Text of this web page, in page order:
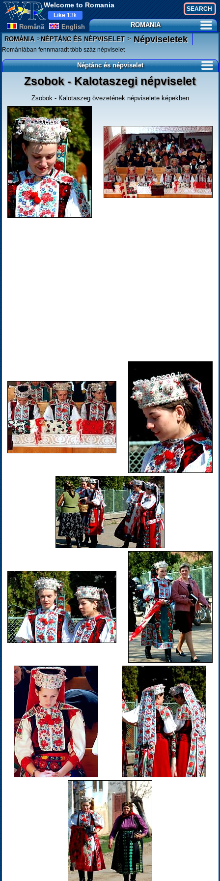
Welcome to Romania
Românã English
Like 13k
ROMANIA
ROMÁNIA>NÉPTÁNC ÉS NÉPVISELET>Népviseletek
Romániában fennmaradt több száz népviselet
Néptánc és népviselet
Zsobok - Kalotaszegi népviselet
Zsobok - Kalotaszeg övezetének népviselete képekben